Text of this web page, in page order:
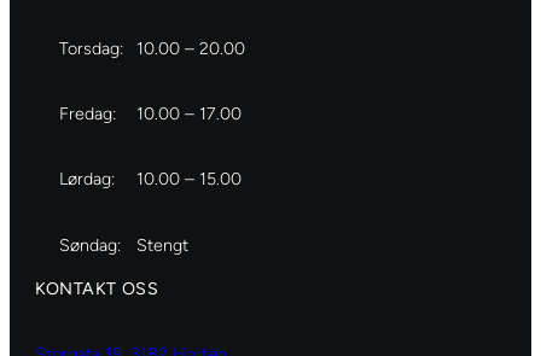
Torsdag: 10.00 – 20.00
Fredag: 10.00 – 17.00
Lørdag: 10.00 – 15.00
Søndag: Stengt
KONTAKT OSS